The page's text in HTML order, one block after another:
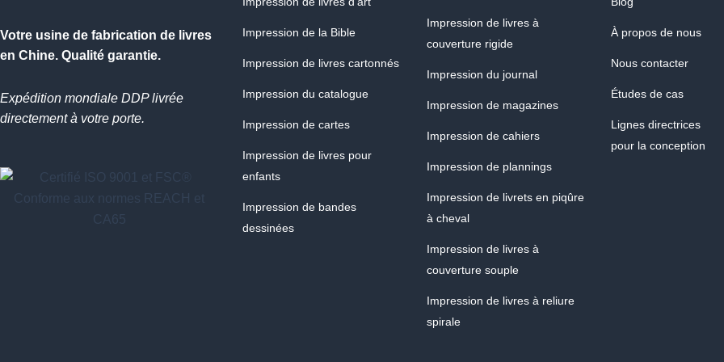
Votre usine de fabrication de livres
en Chine. Qualité garantie.
Expédition mondiale DDP livrée
directement à votre porte.
Impression de la Bible
Impression de livres cartonnés
Impression du catalogue
Impression de cartes
Impression de livres pour
enfants
Impression de bandes
dessinées
Impression de livres à
couverture rigide
Impression du journal
Impression de magazines
Impression de cahiers
Impression de plannings
Impression de livrets en piqûre
à cheval
Impression de livres à
couverture souple
Impression de livres à reliure
spirale
À propos de nous
Nous contacter
Études de cas
Lignes directrices
pour la conception